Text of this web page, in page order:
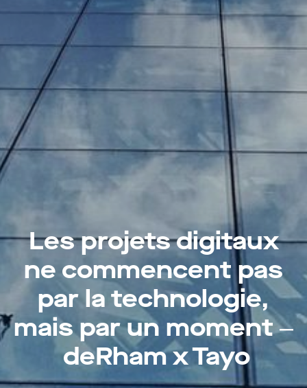
Les projets digitaux
ne commencent pas
par la technologie,
mais par un moment ‒
deRham x Tayo